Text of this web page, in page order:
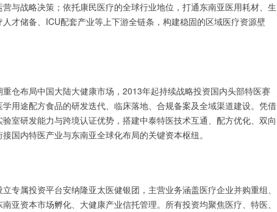
与战略决策；依托康民医疗的全球行业地位，打通东南亚医用耗材、生
才储备、ICU配套产业等上下游全链条，构建稳固的区域医疗资源壁
仓布局中国大陆大健康市场，2013年起持续战略投资国内头部特医赛
用途配方食品的研发迭代、临床落地、合规备案及全域渠道建设。凭借
室研发能力与跨境认证优势，搭建中泰特医技术互通、配方优化、双向
国内特医产业与东南亚全球化布局的关键资本枢纽。
专属投资平台安纳隆亚太医健银团，主营业务涵盖医疗企业并购重组、
亚资本市场孵化、大健康产业信托管理。所有投资均聚焦医疗、特医、